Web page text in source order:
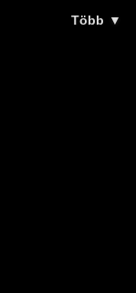
Több ▼